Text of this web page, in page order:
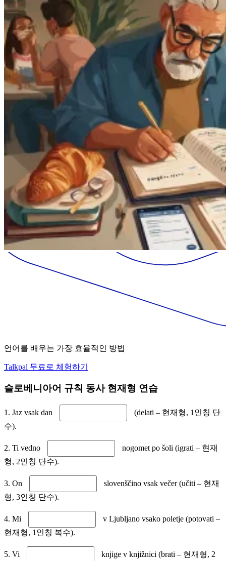
언어를 배우는 가장 효율적인 방법
Talkpal 무료로 체험하기
슬로베니아어 규칙 동사 현재형 연습
1. Jaz vsak dan
(delati – 현재형, 1인칭 단
수).
2. Ti vedno
nogomet po šoli (igrati – 현재
형, 2인칭 단수).
3. On
slovenščino vsak večer (učiti – 현재
형, 3인칭 단수).
4. Mi
v Ljubljano vsako poletje (potovati –
현재형, 1인칭 복수).
5. Vi
knjige v knjižnici (brati – 현재형, 2